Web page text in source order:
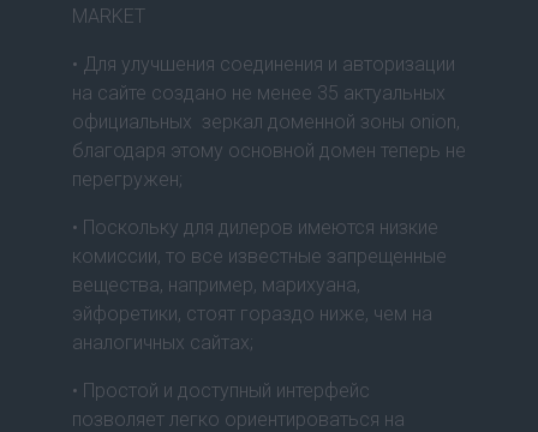
MARKET
• Для улучшения соединения и авторизации
на сайте создано не менее 35 актуальных
официальных зеркал доменной зоны onion,
благодаря этому основной домен теперь не
перегружен;
• Поскольку для дилеров имеются низкие
комиссии, то все известные запрещенные
вещества, например, марихуана,
эйфоретики, стоят гораздо ниже, чем на
аналогичных сайтах;
• Простой и доступный интерфейс
позволяет легко ориентироваться на